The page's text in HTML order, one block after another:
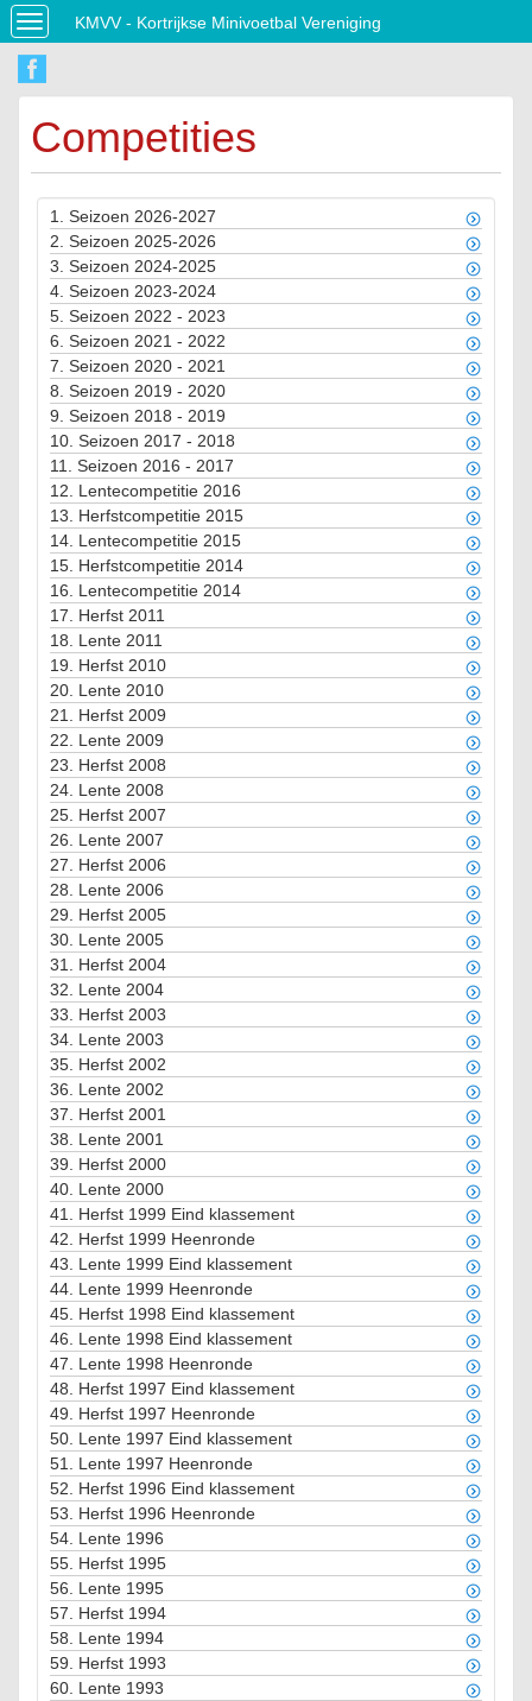
Toggle
navigation
KMVV - Kortrijkse Minivoetbal Vereniging
Competities
1. Seizoen 2026-2027
2. Seizoen 2025-2026
3. Seizoen 2024-2025
4. Seizoen 2023-2024
5. Seizoen 2022 - 2023
6. Seizoen 2021 - 2022
7. Seizoen 2020 - 2021
8. Seizoen 2019 - 2020
9. Seizoen 2018 - 2019
10. Seizoen 2017 - 2018
11. Seizoen 2016 - 2017
12. Lentecompetitie 2016
13. Herfstcompetitie 2015
14. Lentecompetitie 2015
15. Herfstcompetitie 2014
16. Lentecompetitie 2014
17. Herfst 2011
18. Lente 2011
19. Herfst 2010
20. Lente 2010
21. Herfst 2009
22. Lente 2009
23. Herfst 2008
24. Lente 2008
25. Herfst 2007
26. Lente 2007
27. Herfst 2006
28. Lente 2006
29. Herfst 2005
30. Lente 2005
31. Herfst 2004
32. Lente 2004
33. Herfst 2003
34. Lente 2003
35. Herfst 2002
36. Lente 2002
37. Herfst 2001
38. Lente 2001
39. Herfst 2000
40. Lente 2000
41. Herfst 1999 Eind klassement
42. Herfst 1999 Heenronde
43. Lente 1999 Eind klassement
44. Lente 1999 Heenronde
45. Herfst 1998 Eind klassement
46. Lente 1998 Eind klassement
47. Lente 1998 Heenronde
48. Herfst 1997 Eind klassement
49. Herfst 1997 Heenronde
50. Lente 1997 Eind klassement
51. Lente 1997 Heenronde
52. Herfst 1996 Eind klassement
53. Herfst 1996 Heenronde
54. Lente 1996
55. Herfst 1995
56. Lente 1995
57. Herfst 1994
58. Lente 1994
59. Herfst 1993
60. Lente 1993